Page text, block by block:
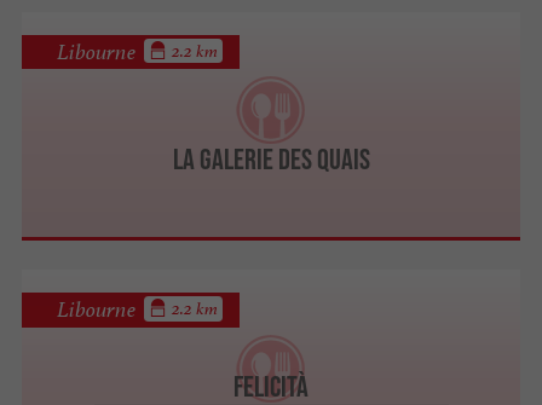
La Galerie des Quais
Libourne 2.2 km
Felicità
Libourne 2.2 km